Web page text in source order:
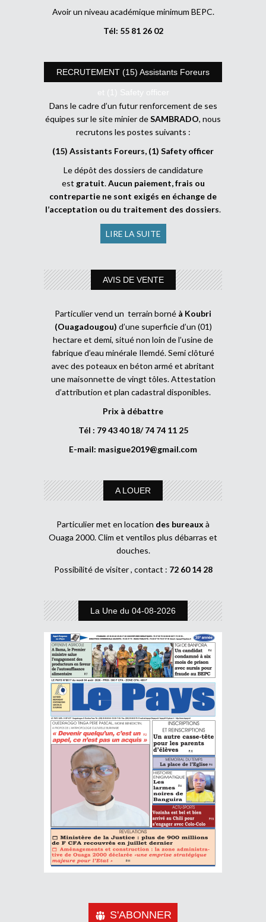
Avoir un niveau académique minimum BEPC.
Tél: 55 81 26 02
RECRUTEMENT (15) Assistants Foreurs
et (1) Safety officer
Dans le cadre d’un futur renforcement de ses
équipes sur le site minier deSAMBRADO, nous
recrutons les postes suivants :
(15) Assistants Foreurs, (1) Safety officer
Le dépôt des dossiers de candidature
est gratuit.Aucun paiement, frais ou
contrepartie ne sont exigés en échange de
l’acceptation ou du traitement des dossiers.
LIRE LA SUITE
AVIS DE VENTE
Particulier vend un terrain borné à Koubri
(Ouagadougou) d’une superficie d’un (01)
hectare et demi, situé non loin de l’usine de
fabrique d’eau minérale Ilemdé. Semi clôturé
avec des poteaux en béton armé et abritant
une maisonnette de vingt tôles. Attestation
d’attribution et plan cadastral disponibles.
Prix à débattre
Tél : 79 43 40 18/ 74 74 11 25
E-mail: masigue2019@gmail.com
A LOUER
Particulier met en location des bureauxà
Ouaga 2000. Clim et ventilos plus débarras et
douches.
Possibilité de visiter , contact : 72 60 14 28
La Une du 04-08-2026
S'ABONNER